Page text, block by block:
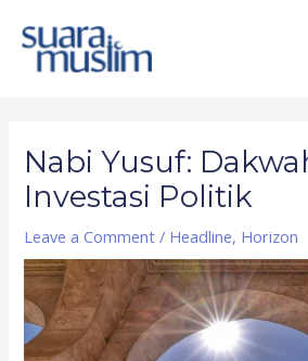
content
Nabi Yusuf:
Investasi Politik
Leave a Comment / Headline, Horizon